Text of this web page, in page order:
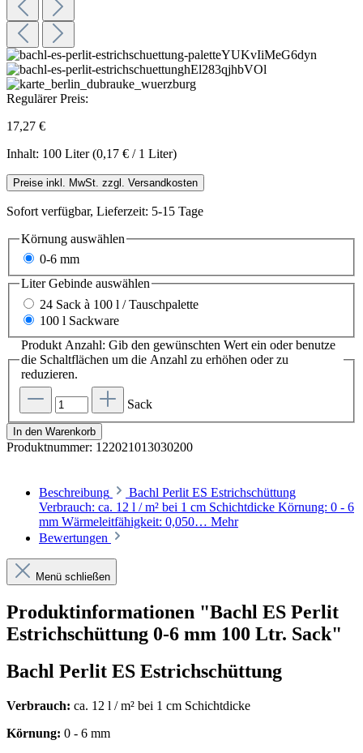
Regulärer Preis:
17,27 €
Inhalt: 100 Liter(0,17 € / 1 Liter)
Preise inkl. MwSt. zzgl. Versandkosten
Sofort verfügbar, Lieferzeit: 5-15 Tage
Körnung auswählen
0-6 mm
Liter Gebinde auswählen
24 Sack à 100 l / Tauschpalette
100 l Sackware
Produkt Anzahl: Gib den gewünschten Wert ein oder benutze
die Schaltflächen um die Anzahl zu erhöhen oder zu
reduzieren.
Sack
In den Warenkorb
Produktnummer: 122021013030200
Beschreibung
Bachl Perlit ES Estrichschüttung
Verbrauch: ca. 12 l / m² bei 1 cm Schichtdicke Körnung: 0 - 6
mm Wärmeleitfähigkeit: 0,050… Mehr
Bewertungen
Menü schließen
Produktinformationen "Bachl ES Perlit
Estrichschüttung 0-6 mm 100 Ltr. Sack"
Bachl Perlit ES Estrichschüttung
Verbrauch: ca. 12 l / m² bei 1 cm Schichtdicke
Körnung: 0 - 6 mm